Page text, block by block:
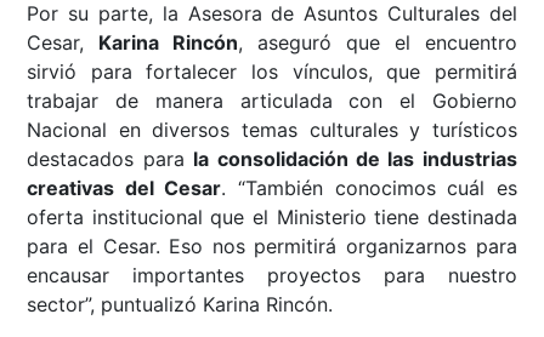
Por su parte, la Asesora de Asuntos Culturales del
Cesar, Karina Rincón, aseguró que el encuentro
sirvió para fortalecer los vínculos, que permitirá
trabajar de manera articulada con el Gobierno
Nacional en diversos temas culturales y turísticos
destacados para la consolidación de las industrias
creativas del Cesar. “También conocimos cuál es
oferta institucional que el Ministerio tiene destinada
para el Cesar. Eso nos permitirá organizarnos para
encausar importantes proyectos para nuestro
sector”, puntualizó Karina Rincón.